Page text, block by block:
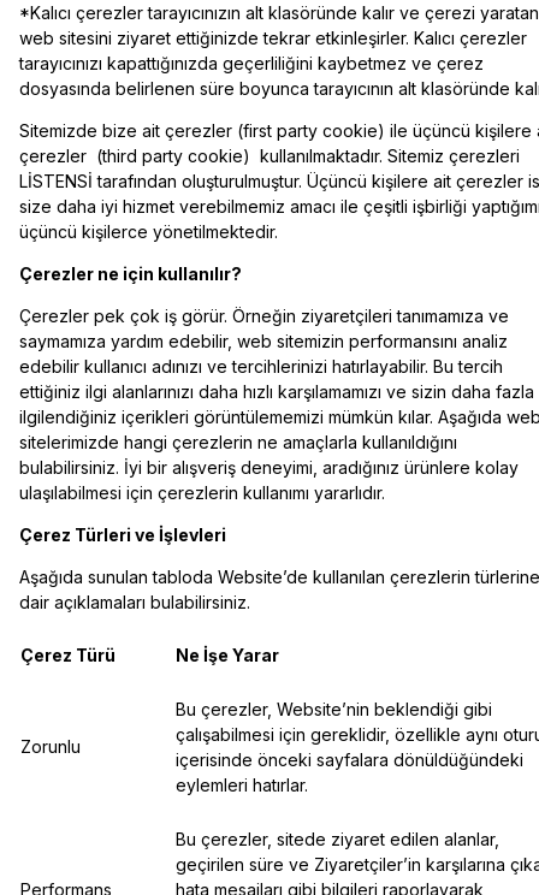
*Kalıcı çerezler tarayıcınızın alt klasöründe kalır ve çerezi yaratan
web sitesini ziyaret ettiğinizde tekrar etkinleşirler. Kalıcı çerezler
tarayıcınızı kapattığınızda geçerliliğini kaybetmez ve çerez
dosyasında belirlenen süre boyunca tarayıcının alt klasöründe
Sitemizde bize ait çerezler (first party cookie) ile üçüncü kişilere
çerezler (third party cookie) kullanılmaktadır. Sitemiz çerezleri
LİSTENSİ tarafından oluşturulmuştur. Üçüncü kişilere ait çerezler
size daha iyi hizmet verebilmemiz amacı ile çeşitli işbirliği
üçüncü kişilerce yönetilmektedir.
Çerezler ne için kullanılır?
Çerezler pek çok iş görür. Örneğin ziyaretçileri tanımamıza ve
saymamıza yardım edebilir, web sitemizin performansını analiz
edebilir kullanıcı adınızı ve tercihlerinizi hatırlayabilir. Bu tercih
ettiğiniz ilgi alanlarınızı daha hızlı karşılamamızı ve sizin daha fazla
ilgilendiğiniz içerikleri görüntülememizi mümkün kılar. Aşağıda
sitelerimizde hangi çerezlerin ne amaçlarla kullanıldığını
bulabilirsiniz. İyi bir alışveriş deneyimi, aradığınız ürünlere kolay
ulaşılabilmesi için çerezlerin kullanımı yararlıdır.
Çerez Türleri ve İşlevleri
Aşağıda sunulan tabloda Website’de kullanılan çerezlerin türlerine
dair açıklamaları bulabilirsiniz.
Çerez Türü Ne İşe Yarar
Zorunlu
Bu çerezler, Website’nin beklendiği gibi
çalışabilmesi için gereklidir, özellikle aynı
içerisinde önceki sayfalara dönüldüğündeki
eylemleri hatırlar.
Performans
Bu çerezler, sitede ziyaret edilen alanlar,
geçirilen süre ve Ziyaretçiler’in karşılarına
hata mesajları gibi bilgileri raporlayarak